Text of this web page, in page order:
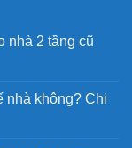
nhà 2 tầng cũ
nhà không? Chi